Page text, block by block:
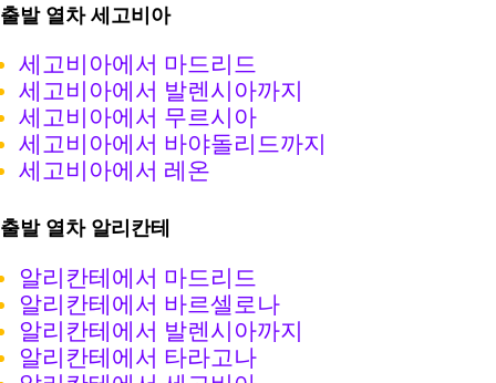
출발 열차 세고비아
세고비아에서 마드리드
세고비아에서 발렌시아까지
세고비아에서 무르시아
세고비아에서 바야돌리드까지
세고비아에서 레온
출발 열차 알리칸테
알리칸테에서 마드리드
알리칸테에서 바르셀로나
알리칸테에서 발렌시아까지
알리칸테에서 타라고나